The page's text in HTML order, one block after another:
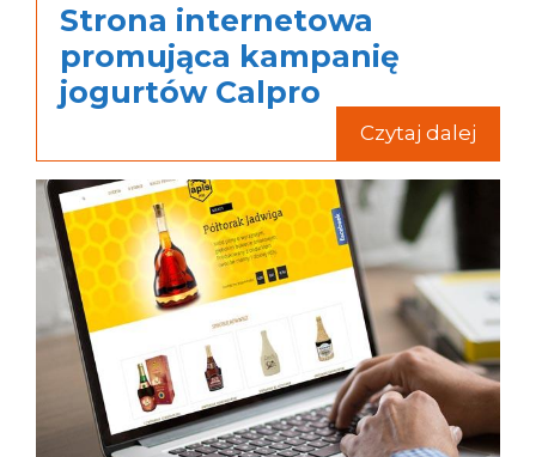
Strona internetowa
promująca kampanię
jogurtów Calpro
Czytaj dalej